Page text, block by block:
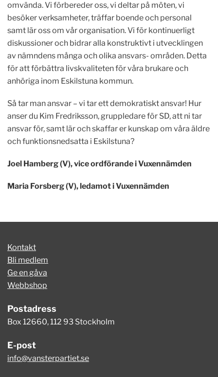
omvända. Vi förbereder oss, vi deltar på möten, vi
besöker verksamheter, träffar boende och personal
samt lär oss om vår organisation. Vi för kontinuerligt
diskussioner och bidrar alla konstruktivt i utvecklingen
av nämndens många och olika ansvars- områden. Detta
för att förbättra livskvaliteten för våra brukare och
anhöriga inom Eskilstuna kommun.
Så tar man ansvar – vi tar ett demokratiskt ansvar! Hur
anser du Kim Fredriksson, gruppledare för SD, att ni tar
ansvar för, samt lär och skaffar er kunskap om våra äldre
och funktionsnedsatta i Eskilstuna?
Joel Hamberg (V), vice ordförande i Vuxennämden
Maria Forsberg (V), ledamot i Vuxennämden
Kontakt
Bli medlem
Ge en gåva
Webbshop
Postadress
Box 12660, 112 93 Stockholm
E-post
info@vansterpartiet.se